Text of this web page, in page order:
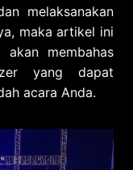
melaksanakan
maka artikel ini
membahas
yang dapat
acara Anda.